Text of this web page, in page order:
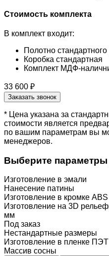
Стоимость комплекта
В комплект входит:
Полотно
Коробка стандартная
Комплект МДФ-
33 600 ₽
Заказать звонок
* Цена указана за
стоимости является
по вашим параметрам вы
менеджеров.
Выберите
Изготовление в эмали
Нанесение патины
Изготовление в кромке ABS
Изготовление на 3D
мм
Под заказ
Нестандартные размеры
Изготовление в пленке ПЭТ
Массив сосны